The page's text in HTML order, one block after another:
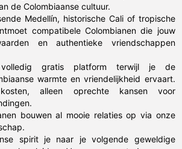
de Colombiaanse cultuur.
Medellín, historische Cali of tropische
compatibele Colombianen die jouw
en authentieke vriendschappen
gratis platform terwijl je de
warmte en vriendelijkheid ervaart.
alleen oprechte kansen voor
bouwen al mooie relaties op via onze
spirit je naar je volgende geweldige